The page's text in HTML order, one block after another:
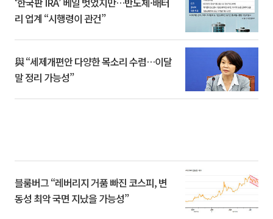
리 업계 “시행령이 관건”
與 “세제개편안 다양한 목소리 수렴…이달
말 정리 가능성”
블룸버그 “레버리지 거품 빠진 코스피, 변
동성 최악 국면 지났을 가능성”